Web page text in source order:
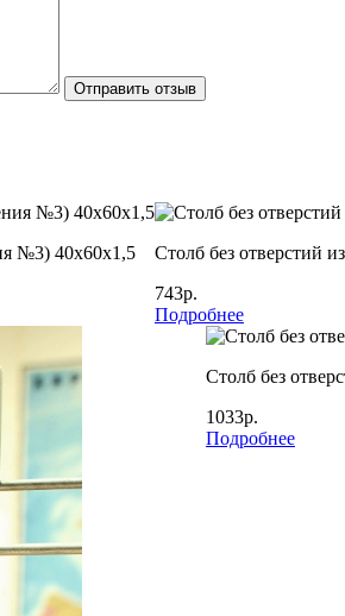
Отправить отзыв
№3) 40х60х1,5
Столб без отверстий
743р.
Подробнее
Столб без
1033р.
Подробнее